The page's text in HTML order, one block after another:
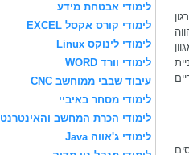
לימודי אבטחת מידע
לימודי קורס אקסל EXCEL
לימודי לינוקס Linux
לימודי וורד WORD
עיבוד שבבי ממוחשב CNC
לימודי מסחר באיביי
לימודי הכרת המחשב והאינטרנט
לימודי ג'אווה Java